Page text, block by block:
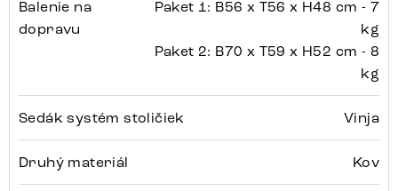
Balenie na
dopravu
Paket 1: B56 x T56 x H48 cm - 7
kg
Paket 2: B70 x T59 x H52 cm - 8
kg
Sedák systém stoličiek Vinja
Druhý materiál Kov